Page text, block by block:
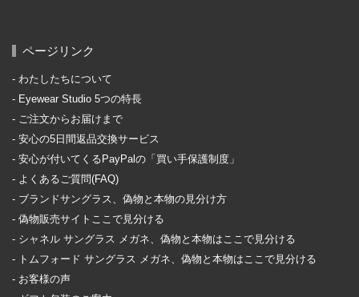
ページリンク
わたしたちについて
Eyewear Studio 5つの特長
ご注文からお届けまで
安心の5日間返品交換サービス
安心が付いてくるPayPalの「買い手保護制度」
よくあるご質問(FAQ)
ブランドサングラス、偽物と本物の見分け方
偽物販売サイトここで見分ける
シャネル サングラス メガネ、偽物と本物はここで見分ける
トムフォード サングラス メガネ、偽物と本物はここで見分ける
お客様の声